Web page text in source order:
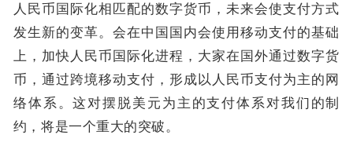
人民币国际化相匹配的数字货币，未来会使支付方式
发生新的变革。会在中国国内会使用移动支付的基础
上，加快人民币国际化进程，大家在国外通过数字货
币，通过跨境移动支付，形成以人民币支付为主的网
络体系。这对摆脱美元为主的支付体系对我们的制
约，将是一个重大的突破。